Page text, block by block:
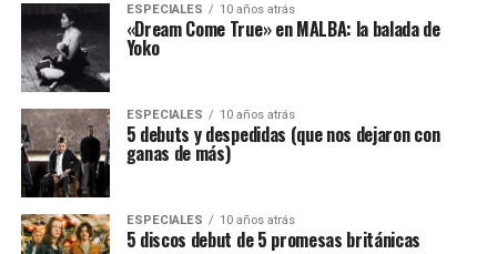
ESPECIALES 10 años atrás
«Dream Come True» en MALBA: la balada de
Yoko
ESPECIALES 10 años atrás
5 debuts y despedidas (que nos dejaron con
ganas de más)
ESPECIALES 10 años atrás
5 discos debut de 5 promesas británicas